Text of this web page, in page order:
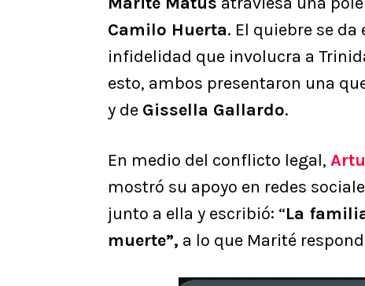
Camilo Huerta. El quiebre se
infidelidad que involucra a
esto, ambos presentaron una
y de Gissella Gallardo.
En medio del conflicto legal,
mostró su apoyo en redes
junto a ella y escribió: “La
muerte”, a lo que Marité